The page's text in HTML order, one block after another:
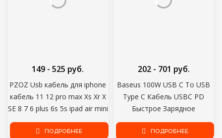
PZOZ Usb кабель для iphone
кабель 11 12 pro max Xs Xr X
SE 8 7 6 plus 6s 5s ipad air mini
4 быстрый зарядный кабель
для зарядного устройства
149 - 525 руб.
ПОДРОБНЕЕ
Baseus 100W USB C To USB
Type C Кабель USBC PD
Быстрое Зарядное
Устройство Шнур USB-C 5A
Type-c Кабель Для Xiaomi
202 - 701 руб.
ПОДРОБНЕЕ